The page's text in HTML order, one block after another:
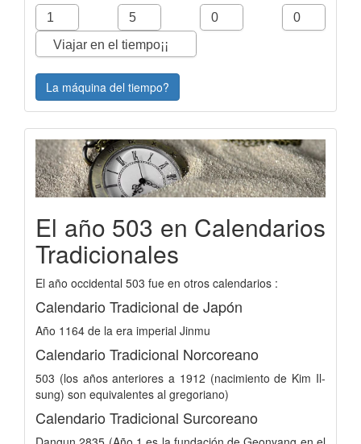
La máquina del tiempo?
El año 503 en Calendarios
Tradicionales
El año occidental 503 fue en otros calendarios :
Calendario Tradicional de Japón
Año 1164 de la era imperial Jinmu
Calendario Tradicional Norcoreano
503 (los años anteriores a 1912 (nacimiento de Kim Il-
sung) son equivalentes al gregoriano)
Calendario Tradicional Surcoreano